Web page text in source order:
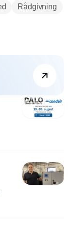
Rådgivning